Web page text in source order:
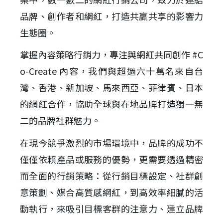
品牌、創作者和網紅，打造共贏共享的影響力
生態圈。
掌握內容策略行銷力，專注與網紅共同創作 #C
o-Create 內容，我們與超過六十萬名來自台
灣、香港、新加坡、馬來西亞、菲律賓、日本
的網紅合作，協助全球與在地品牌打造獨一無
二的品牌社群魅力。
在現今競爭激烈的市場環境中，品牌的成功不
僅僅依賴產品或服務的優勢，更需要透過精密
而全面的行銷策略：從行銷目標設定、社群創
意策劃、媒合高質感網紅，到高效率細膩的活
動執行，來吸引目標客群的注意力、建立品牌